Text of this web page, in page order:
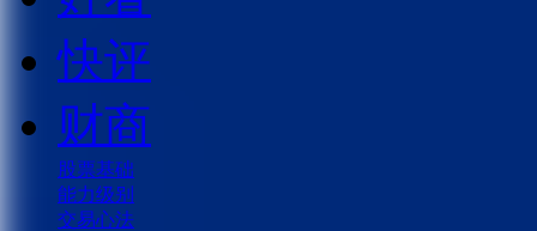
快评
财商
股票基础
能力级别
交易心法